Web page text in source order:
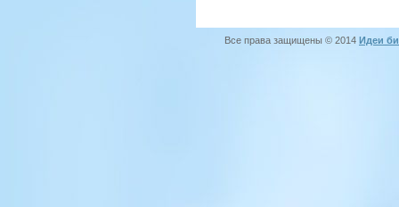
Все права защищены © 2014 Идеи